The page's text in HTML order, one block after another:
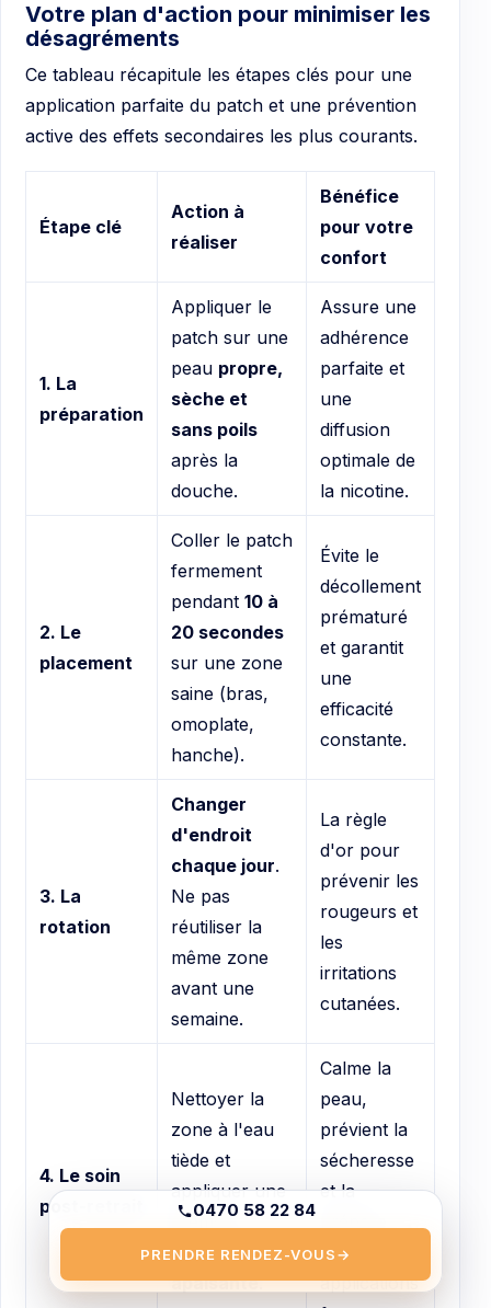
Votre plan d'action pour minimiser les
désagréments
Ce tableau récapitule les étapes clés pour une
application parfaite du patch et une prévention
active des effets secondaires les plus courants.
Étape clé
Action à
réaliser
Bénéfice
pour votre
confort
1. La
préparation
Appliquer le
patch sur une
peau propre,
sèche et
sans poils
après la
douche.
Assure une
adhérence
parfaite et
une
diffusion
optimale de
la nicotine.
2. Le
placement
Coller le patch
fermement
pendant 10 à
20 secondes
sur une zone
saine (bras,
omoplate,
hanche).
Évite le
décollement
prématuré
et garantit
une
efficacité
constante.
3. La
rotation
Changer
d'endroit
chaque jour.
Ne pas
réutiliser la
même zone
avant une
semaine.
La règle
d'or pour
prévenir les
rougeurs et
les
irritations
cutanées.
4. Le soin
post-retrait
Nettoyer la
zone à l'eau
tiède et
appliquer une
crème
hydratante
apaisante.
Calme la
peau,
prévient la
sécheresse
et la
pour les
applications
0470 58 22 84
PRENDRE RENDEZ-VOUS→